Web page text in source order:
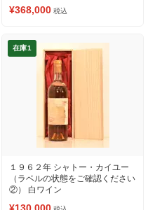
¥368,000 税込
在庫1
１９６２年 シャトー・カイユー
（ラベルの状態をご確認ください
②） 白ワイン